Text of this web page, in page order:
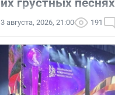
их грустных песнях
3 августа, 2026, 21:00 191